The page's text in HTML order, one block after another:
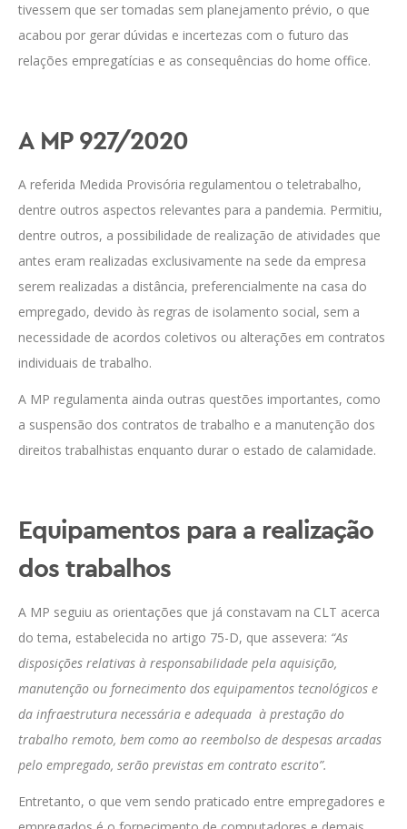
tivessem que ser tomadas sem planejamento prévio, o que
acabou por gerar dúvidas e incertezas com o futuro das
relações empregatícias e as consequências do home office.
A MP 927/2020
A referida Medida Provisória regulamentou o teletrabalho,
dentre outros aspectos relevantes para a pandemia. Permitiu,
dentre outros, a possibilidade de realização de atividades que
antes eram realizadas exclusivamente na sede da empresa
serem realizadas a distância, preferencialmente na casa do
empregado, devido às regras de isolamento social, sem a
necessidade de acordos coletivos ou alterações em contratos
individuais de trabalho.
A MP regulamenta ainda outras questões importantes, como
a suspensão dos contratos de trabalho e a manutenção dos
direitos trabalhistas enquanto durar o estado de calamidade.
Equipamentos para a realização
dos trabalhos
A MP seguiu as orientações que já constavam na CLT acerca
do tema, estabelecida no artigo 75-D, que assevera: “As
disposições relativas à responsabilidade pela aquisição,
manutenção ou fornecimento dos equipamentos tecnológicos e
da infraestrutura necessária e adequada à prestação do
trabalho remoto, bem como ao reembolso de despesas arcadas
pelo empregado, serão previstas em contrato escrito”.
Entretanto, o que vem sendo praticado entre empregadores e